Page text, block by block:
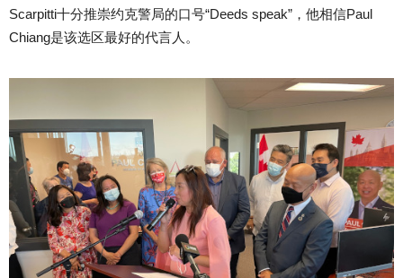
Scarpitti十分推崇约克警局的口号“Deeds speak”，他相信Paul
Chiang是该选区最好的代言人。